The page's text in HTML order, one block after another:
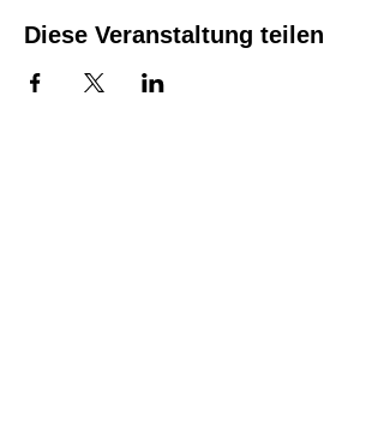
Diese Veranstaltung teilen